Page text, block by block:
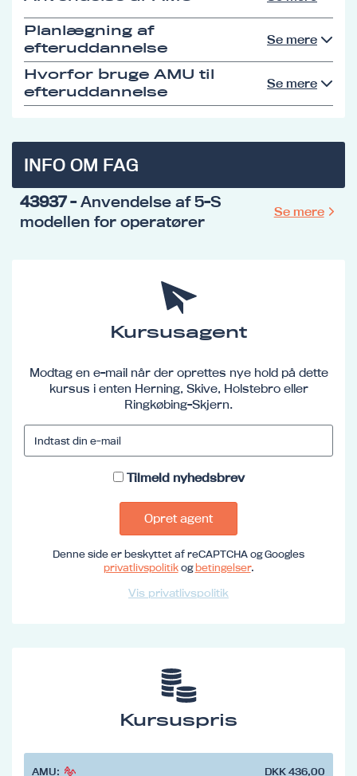
Planlægning af
efteruddannelse
Se mere
Hvorfor bruge AMU til
efteruddannelse
Se mere
INFO OM FAG
43937- Anvendelse af 5-S
modellen for operatører
Se mere
Kursusagent
Modtag en e-mail når der oprettes nye hold på dette
kursus i enten Herning, Skive, Holstebro eller
Ringkøbing-Skjern.
Tilmeld nyhedsbrev
Opret agent
Denne side er beskyttet af reCAPTCHA og Googles
privatlivspolitikogbetingelser.
Vis privatlivspolitik
Kursuspris
AMU: DKK 436,00